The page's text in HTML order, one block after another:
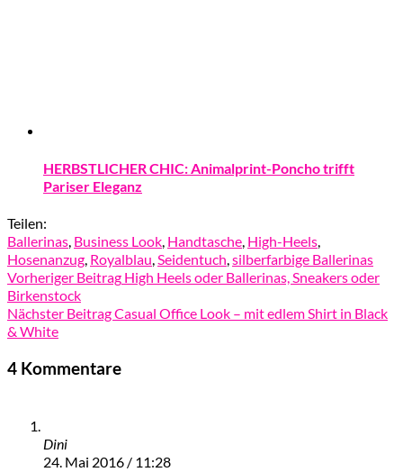
HERBSTLICHER CHIC: Animalprint-Poncho trifft
Pariser Eleganz
Teilen:
Ballerinas, Business Look, Handtasche, High-Heels,
Hosenanzug, Royalblau,Seidentuch,silberfarbige Ballerinas
Vorheriger Beitrag High Heels oder Ballerinas, Sneakers oder
Birkenstock
Nächster BeitragCasual Office Look – mit edlem Shirt in Black
& White
4 Kommentare
Dini
24. Mai 2016 / 11:28